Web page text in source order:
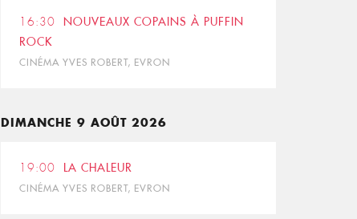
16:30
NOUVEAUX COPAINS À PUFFIN
ROCK
CINÉMA YVES ROBERT, EVRON
DIMANCHE 9 AOÛT 2026
19:00 LA CHALEUR
CINÉMA YVES ROBERT, EVRON